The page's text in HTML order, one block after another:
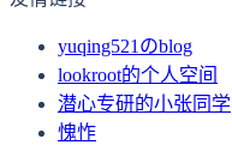
yuqing521のblog
lookroot的个人空间
潜心专研的小张同学
愧怍